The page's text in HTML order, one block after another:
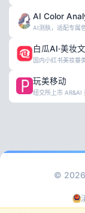
AI Color
AI测肤，适配专属
白瓜AI·美妆
玩美移动
© 2026